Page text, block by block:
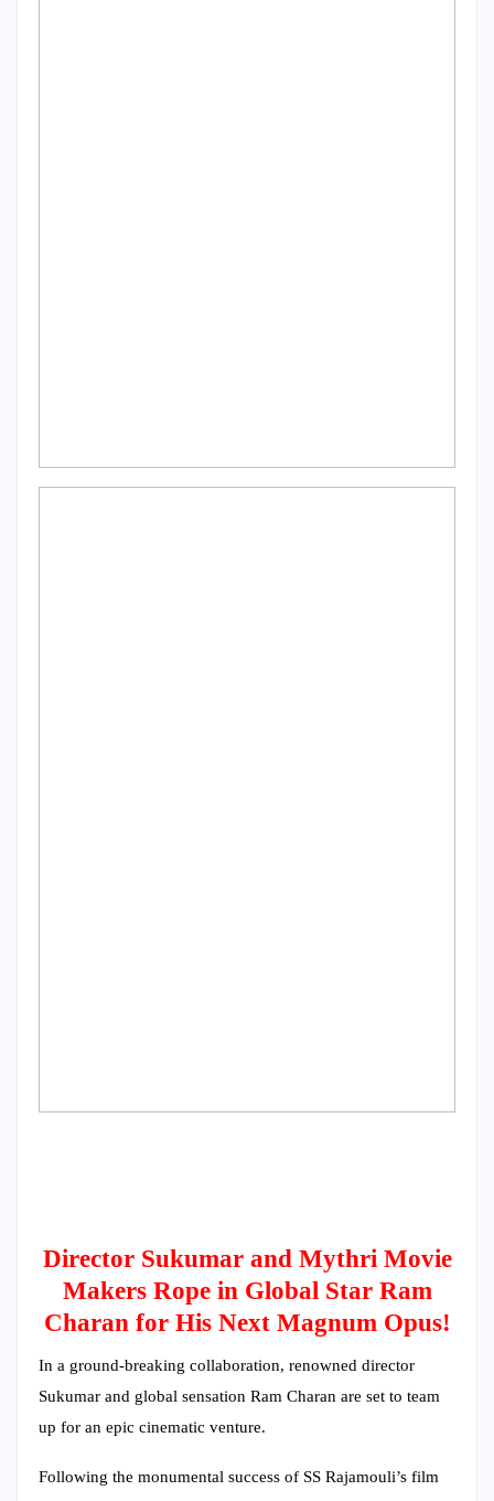
Director Sukumar and Mythri Movie
Makers Rope in Global Star Ram
Charan for His Next Magnum Opus!
In a ground-breaking collaboration, renowned director
Sukumar and global sensation Ram Charan are set to team
up for an epic cinematic venture.
Following the monumental success of SS Rajamouli’s film